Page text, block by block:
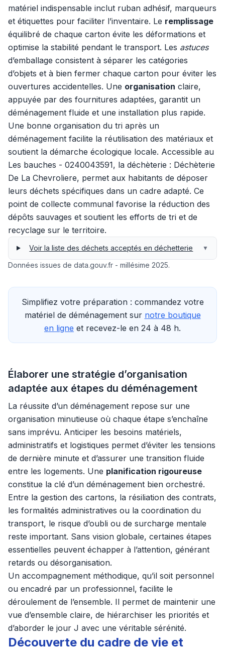
matériel indispensable inclut ruban adhésif, marqueurs
et étiquettes pour faciliter l’inventaire. Le remplissage
équilibré de chaque carton évite les déformations et
optimise la stabilité pendant le transport. Les astuces
d’emballage consistent à séparer les catégories
d’objets et à bien fermer chaque carton pour éviter les
ouvertures accidentelles. Une organisation claire,
appuyée par des fournitures adaptées, garantit un
déménagement fluide et une installation plus rapide.
Une bonne organisation du tri après un
déménagement facilite la réutilisation des matériaux et
soutient la démarche écologique locale. Accessible au
Les bauches - 0240043591, la déchèterie : Déchèterie
De La Chevroliere, permet aux habitants de déposer
leurs déchets spécifiques dans un cadre adapté. Ce
point de collecte communal favorise la réduction des
dépôts sauvages et soutient les efforts de tri et de
recyclage sur le territoire.
Voir la liste des déchets acceptés en déchetterie ▼
Données issues de data.gouv.fr - millésime 2025.
Simplifiez votre préparation : commandez votre
matériel de déménagement sur notre boutique
en ligne et recevez-le en 24 à 48 h.
Élaborer une stratégie d’organisation
adaptée aux étapes du déménagement
La réussite d’un déménagement repose sur une
organisation minutieuse où chaque étape s’enchaîne
sans imprévu. Anticiper les besoins matériels,
administratifs et logistiques permet d’éviter les tensions
de dernière minute et d’assurer une transition fluide
entre les logements. Une planification rigoureuse
constitue la clé d’un déménagement bien orchestré.
Entre la gestion des cartons, la résiliation des contrats,
les formalités administratives ou la coordination du
transport, le risque d’oubli ou de surcharge mentale
reste important. Sans vision globale, certaines étapes
essentielles peuvent échapper à l’attention, générant
retards ou désorganisation.
Un accompagnement méthodique, qu’il soit personnel
ou encadré par un professionnel, facilite le
déroulement de l’ensemble. Il permet de maintenir une
vue d’ensemble claire, de hiérarchiser les priorités et
d’aborder le jour J avec une véritable sérénité.
Découverte du cadre de vie et